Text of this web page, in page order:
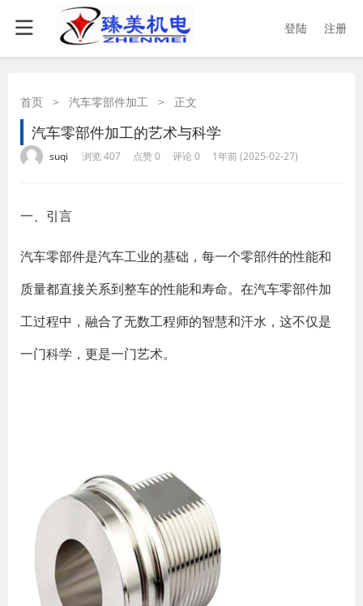
登陆 注册
首页 > 汽车零部件加工 > 正文
汽车零部件加工的艺术与科学
suqi 浏览 407 点赞 0 评论 0 1年前 (2025-02-27)
一、引言
汽车零部件是汽车工业的基础，每一个零部件的性能和
质量都直接关系到整车的性能和寿命。在汽车零部件加
工过程中，融合了无数工程师的智慧和汗水，这不仅是
一门科学，更是一门艺术。